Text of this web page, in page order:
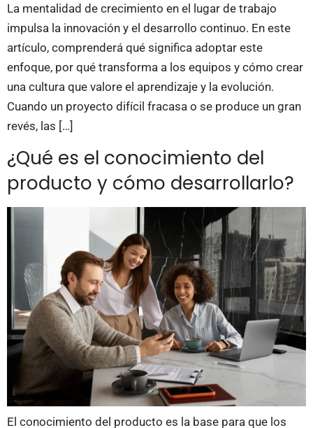
La mentalidad de crecimiento en el lugar de trabajo
impulsa la innovación y el desarrollo continuo. En este
artículo, comprenderá qué significa adoptar este
enfoque, por qué transforma a los equipos y cómo crear
una cultura que valore el aprendizaje y la evolución.
Cuando un proyecto difícil fracasa o se produce un gran
revés, las […]
¿Qué es el conocimiento del
producto y cómo desarrollarlo?
El conocimiento del producto es la base para que los